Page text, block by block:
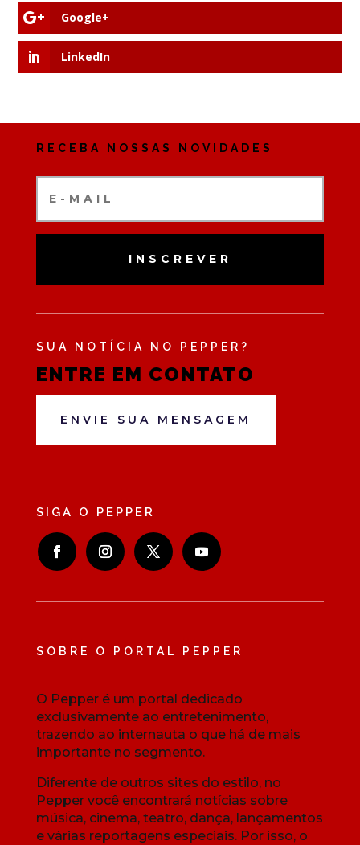
Google+
LinkedIn
RECEBA NOSSAS NOVIDADES
INSCREVER
SUA NOTÍCIA NO PEPPER?
ENTRE EM CONTATO
ENVIE SUA MENSAGEM
SIGA O PEPPER
SOBRE O PORTAL PEPPER
O Pepper é um portal dedicado
exclusivamente ao entretenimento,
trazendo ao internauta o que há de mais
importante no segmento.
Diferente de outros sites do estilo, no
Pepper você encontrará notícias sobre
música, cinema, teatro, dança, lançamentos
e várias reportagens especiais. Por isso, o